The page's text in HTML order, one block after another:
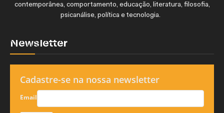
contemporânea, comportamento, educação, literatura, filosofia,
psicanálise, política e tecnologia.
Newsletter
Cadastre-se na nossa newsletter
Email